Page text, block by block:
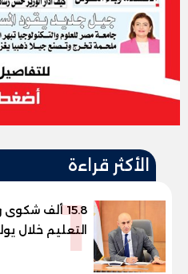
الأكثر قراءة
115.8 ألف
التعليم خلال
لشكاوى الطلاب